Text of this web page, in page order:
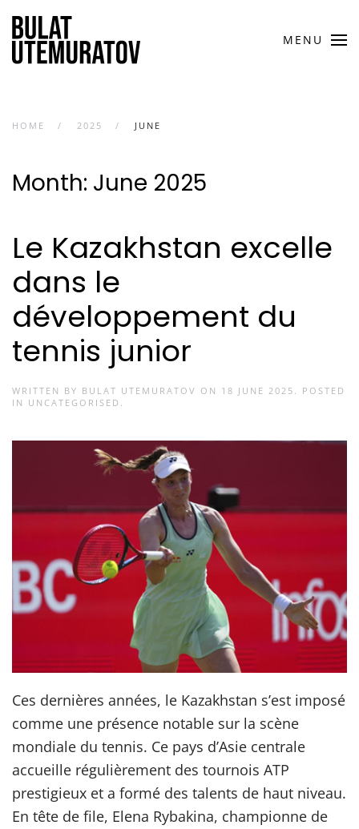
MENU
HOME 2025 JUNE
Month: June 2025
Le Kazakhstan excelle
dans le
développement du
tennis junior
WRITTEN BY BULAT UTEMURATOV ON 18 JUNE 2025 . POSTED
IN UNCATEGORISED .
Ces dernières années, le Kazakhstan s’est imposé
comme une présence notable sur la scène
mondiale du tennis. Ce pays d’Asie centrale
accueille régulièrement des tournois ATP
prestigieux et a formé des talents de haut niveau.
En tête de file, Elena Rybakina, championne de